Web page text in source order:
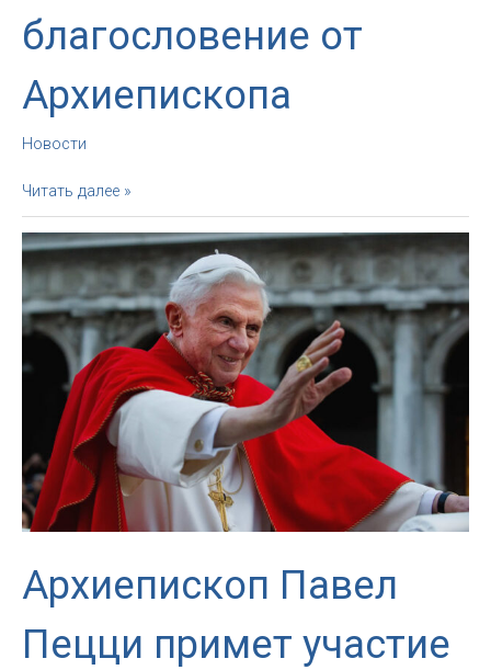
благословение от
Архиепископа
Новости
Воскресное
благословение
от
Архиепископа
Читать далее »
Архиепископ Павел
Пецци примет участие